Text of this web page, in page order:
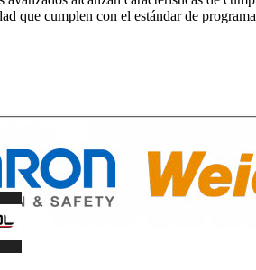
que cumplen con el estándar de